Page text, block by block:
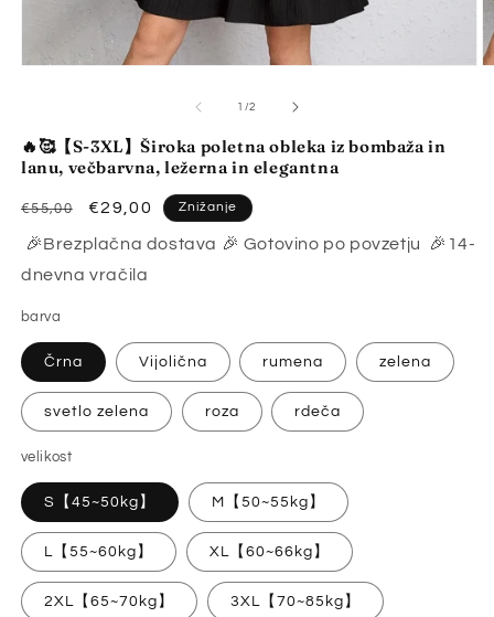
v
modalnem
načinu
1 /od
2
🔥🥰【S-3XL】Široka poletna obleka iz bombaža in
lanu, večbarvna, ležerna in elegantna
Redna
cena
€55,00
Znižana
cena
€29,00 Znižanje
🎉Brezplačna dostava 🎉 Gotovino po povzetju 🎉14-
dnevna vračila
barva
Črna Vijolična rumena zelena
svetlo zelena roza rdeča
velikost
S【45~50kg】 M【50~55kg】
L【55~60kg】 XL【60~66kg】
2XL【65~70kg】 3XL【70~85kg】